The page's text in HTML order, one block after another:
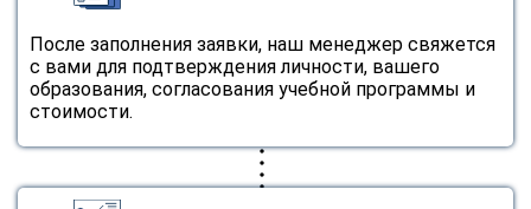
После заполнения заявки, наш менеджер свяжется
с вами для подтверждения личности, вашего
образования, согласования учебной программы и
стоимости.